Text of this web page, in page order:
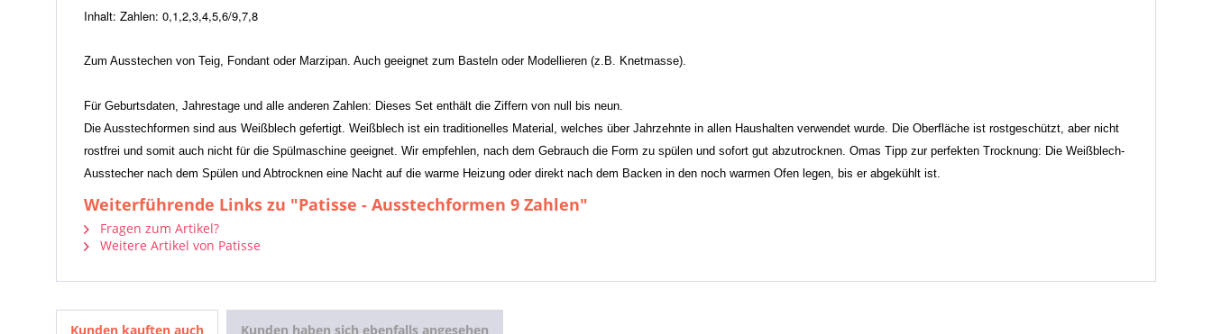
Inhalt: Zahlen: 0,1,2,3,4,5,6/9,7,8
Zum Ausstechen von Teig, Fondant oder Marzipan. Auch geeignet zum Basteln oder Modellieren (z.B. Knetmasse).
Für Geburtsdaten, Jahrestage und alle anderen Zahlen: Dieses Set enthält die Ziffern von null bis neun.
Die Ausstechformen sind aus Weißblech gefertigt. Weißblech ist ein traditionelles Material, welches über Jahrzehnte in allen Haushalten verwendet wurde. Die Oberfläche ist rostgeschützt, aber nicht
rostfrei und somit auch nicht für die Spülmaschine geeignet. Wir empfehlen, nach dem Gebrauch die Form zu spülen und sofort gut abzutrocknen. Omas Tipp zur perfekten Trocknung: Die Weißblech-
Ausstecher nach dem Spülen und Abtrocknen eine Nacht auf die warme Heizung oder direkt nach dem Backen in den noch warmen Ofen legen, bis er abgekühlt ist.
Weiterführende Links zu "Patisse - Ausstechformen 9 Zahlen"
Fragen zum Artikel?
Weitere Artikel von Patisse
Kunden kauften auch Kunden haben sich ebenfalls angesehen